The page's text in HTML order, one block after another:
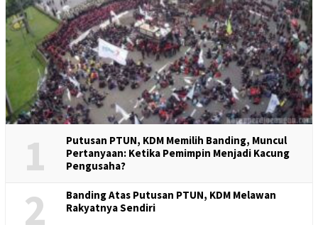
1
Putusan PTUN, KDM Memilih Banding, Muncul
Pertanyaan: Ketika Pemimpin Menjadi Kacung
Pengusaha?
2
Banding Atas Putusan PTUN, KDM Melawan
Rakyatnya Sendiri